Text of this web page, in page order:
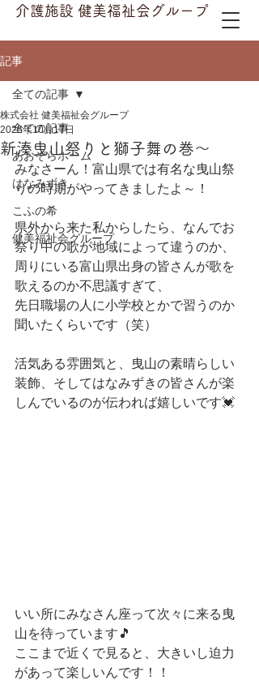
介護施設 健美福祉会グループ
記事
全ての記事
あおぞらホーム
はなみずき
こふの希
健美福祉会グループ
全ての記事
新湊曳山祭りと獅子舞の巻～
株式会社 健美福祉会グループ
2025年10月17日
みなさーん！富山県では有名な曳山祭
りの時期がやってきましたよ～！
県外から来た私からしたら、なんでお
祭り中の歌が地域によって違うのか、
周りにいる富山県出身の皆さんが歌を
歌えるのか不思議すぎて、
先日職場の人に小学校とかで習うのか
聞いたくらいです（笑）
活気ある雰囲気と、曳山の素晴らしい
装飾、そしてはなみずきの皆さんが楽
しんでいるのが伝われば嬉しいです💓
いい所にみなさん座って次々に来る曳
山を待っています🎵
ここまで近くで見ると、大きいし迫力
があって楽しいんです！！